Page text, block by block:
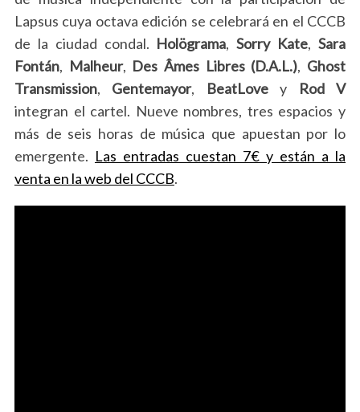
Lapsus cuya octava edición se celebrará en el CCCB
de la ciudad condal. Holögrama,Sorry Kate,Sara
Fontán, Malheur, Des Âmes Libres (D.A.L.), Ghost
Transmission, Gentemayor, BeatLovey
Rod V
integran el cartel. Nueve nombres, tres espacios y
más de seis horas de música que apuestan por lo
emergente. Las entradas cuestan 7€ y están a la
venta en la web del CCCB.